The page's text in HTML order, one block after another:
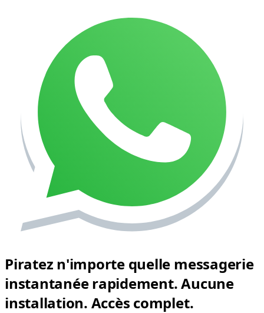
Piratez n'importe quelle messagerie
instantanée rapidement. Aucune
installation. Accès complet.